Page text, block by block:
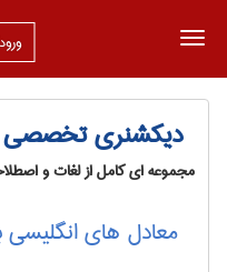
دیکشنری تخصصی
مجموعه ای کامل از لغات و
معادل های